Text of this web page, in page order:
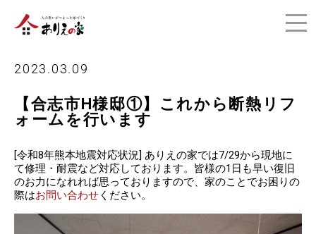
2023.03.09
【合志市H様邸①】これから断熱リフ
ォームを行います
[令和8年熊本地震対応状況] ありえの家では7/29から現地に
て修理・耐震など対応しております。皆様の1日も早い復旧
のお力になれれば思っておりますので、家のことでお困りの
際はお問い合わせ ください。